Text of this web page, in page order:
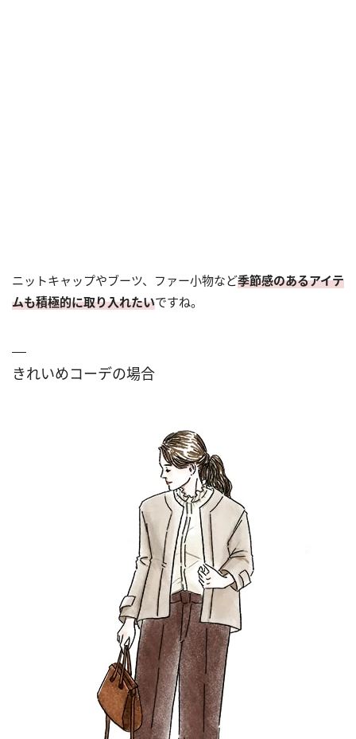
ニットキャップやブーツ、ファー小物など季節感のあるアイテ
ムも積極的に取り入れたいですね。
きれいめコーデの場合